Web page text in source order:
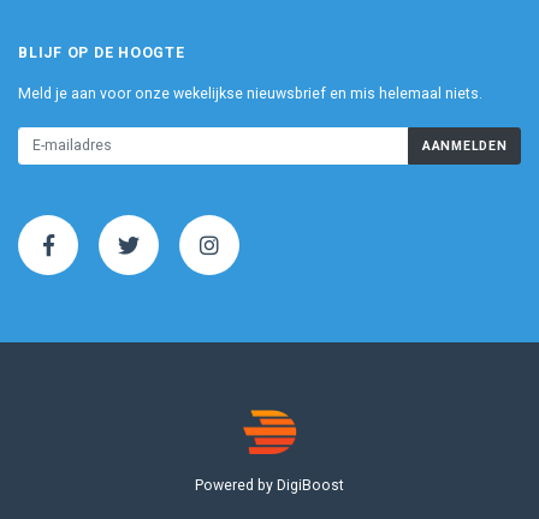
BLIJF OP DE HOOGTE
Meld je aan voor onze wekelijkse nieuwsbrief en mis helemaal niets.
AANMELDEN
Powered by DigiBoost